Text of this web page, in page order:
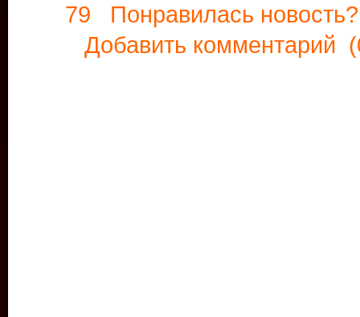
79 Понравилась
Добавить комментарий